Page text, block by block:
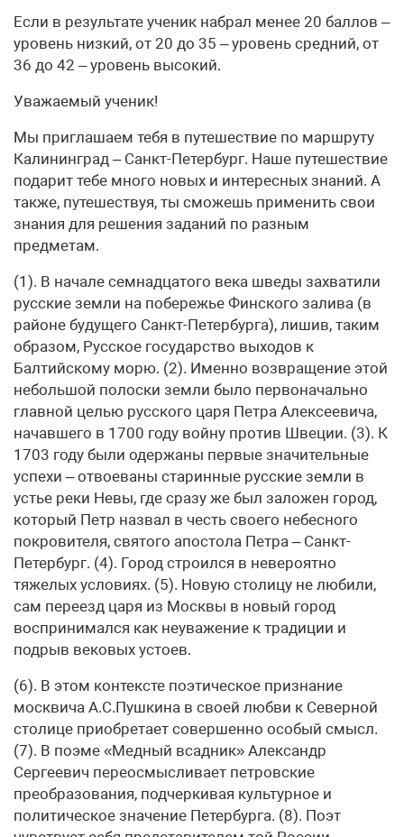
Если в результате ученик набрал менее 20 баллов –
уровень низкий, от 20 до 35 – уровень средний, от
36 до 42 – уровень высокий.
Уважаемый ученик!
Мы приглашаем тебя в путешествие по маршруту
Калининград – Санкт-Петербург. Наше путешествие
подарит тебе много новых и интересных знаний. А
также, путешествуя, ты сможешь применить свои
знания для решения заданий по разным
предметам.
(1). В начале семнадцатого века шведы захватили
русские земли на побережье Финского залива (в
районе будущего Санкт-Петербурга), лишив, таким
образом, Русское государство выходов к
Балтийскому морю. (2). Именно возвращение этой
небольшой полоски земли было первоначально
главной целью русского царя Петра Алексеевича,
начавшего в 1700 году войну против Швеции. (3). К
1703 году были одержаны первые значительные
успехи – отвоеваны старинные русские земли в
устье реки Невы, где сразу же был заложен город,
который Петр назвал в честь своего небесного
покровителя, святого апостола Петра – Санкт-
Петербург. (4). Город строился в невероятно
тяжелых условиях. (5). Новую столицу не любили,
сам переезд царя из Москвы в новый город
воспринимался как неуважение к традиции и
подрыв вековых устоев.
(6). В этом контексте поэтическое признание
москвича А.С.Пушкина в своей любви к Северной
столице приобретает совершенно особый смысл.
(7). В поэме «Медный всадник» Александр
Сергеевич переосмысливает петровские
преобразования, подчеркивая культурное и
политическое значение Петербурга. (8). Поэт